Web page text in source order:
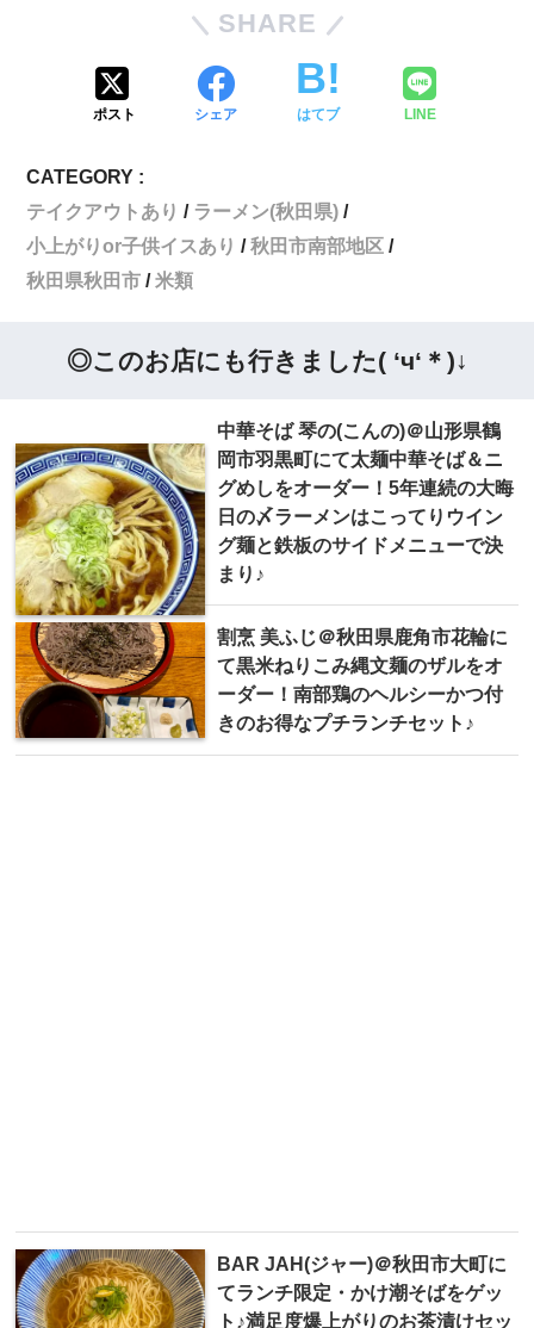
SHARE
ポスト シェア はてブ LINE
CATEGORY :
テイクアウトあり
ラーメン(秋田県)
小上がりor子供イスあり
秋田市南部地区
秋田県秋田市
米類
◎このお店にも行きました( ‘ч‘＊)↓
中華そば 琴の(こんの)＠山形県鶴
岡市羽黒町にて太麺中華そば＆ニ
グめしをオーダー！5年連続の大晦
日の〆ラーメンはこってりウイン
グ麺と鉄板のサイドメニューで決
まり♪
割烹 美ふじ＠秋田県鹿角市花輪に
て黒米ねりこみ縄文麺のザルをオ
ーダー！南部鶏のヘルシーかつ付
きのお得なプチランチセット♪
BAR JAH(ジャー)＠秋田市大町に
てランチ限定・かけ潮そばをゲッ
ト♪満足度爆上がりのお茶漬けセッ